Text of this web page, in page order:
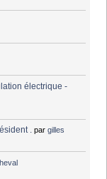
électrique -
. pargilles